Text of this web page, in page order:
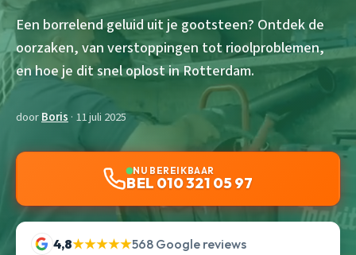
Een borrelend geluid uit je gootsteen? Ontdek de
oorzaken, van verstoppingen tot rioolproblemen,
en hoe je dit snel oplost in Rotterdam.
doorBoris · 11 juli 2025
NU BEREIKBAAR
BEL 010 321 05 97
4,8★★★★★568 Google reviews